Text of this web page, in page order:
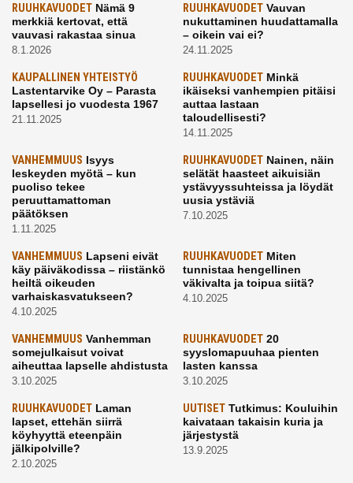
RUUHKAVUODET Nämä 9
merkkiä kertovat, että
vauvasi rakastaa sinua
8.1.2026
RUUHKAVUODETVauvan
nukuttaminen huudattamalla
– oikein vai ei?
24.11.2025
KAUPALLINEN YHTEISTYÖ
Lastentarvike Oy – Parasta
lapsellesi jo vuodesta 1967
21.11.2025
RUUHKAVUODETMinkä
ikäiseksi vanhempien pitäisi
auttaa lastaan
taloudellisesti?
14.11.2025
VANHEMMUUS Isyys
leskeyden myötä – kun
puoliso tekee
peruuttamattoman
päätöksen
1.11.2025
RUUHKAVUODETNainen, näin
selätät haasteet aikuisiän
ystävyyssuhteissa ja löydät
uusia ystäviä
7.10.2025
VANHEMMUUS Lapseni eivät
käy päiväkodissa – riistänkö
heiltä oikeuden
varhaiskasvatukseen?
4.10.2025
RUUHKAVUODETMiten
tunnistaa hengellinen
väkivalta ja toipua siitä?
4.10.2025
VANHEMMUUS Vanhemman
somejulkaisut voivat
aiheuttaa lapselle ahdistusta
3.10.2025
RUUHKAVUODET20
syyslomapuuhaa pienten
lasten kanssa
3.10.2025
RUUHKAVUODET Laman
lapset, ettehän siirrä
köyhyyttä eteenpäin
jälkipolville?
2.10.2025
UUTISETTutkimus: Kouluihin
kaivataan takaisin kuria ja
järjestystä
13.9.2025